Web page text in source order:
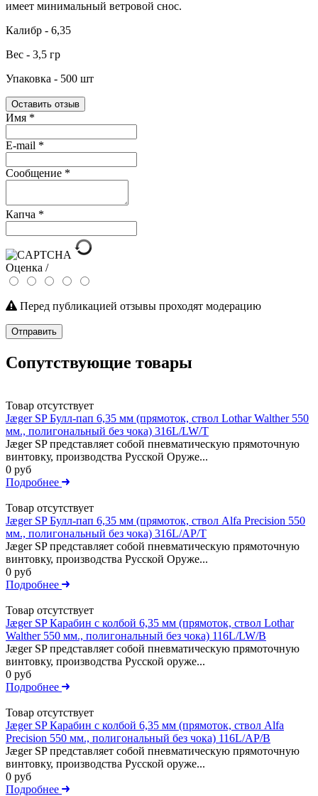
имеет минимальный ветровой снос.
Калибр - 6,35
Вес - 3,5 гр
Упаковка - 500 шт
Оставить отзыв
Имя *
E-mail *
Сообщение *
Капча *
Оценка /
Перед публикацией отзывы проходят модерацию
Отправить
Сопутствующие товары
Товар отсутствует
Jæger SP Булл-пап 6,35 мм (прямоток, ствол Lothar Walther 550
мм., полигональный без чока) 316L/LW/T
Jæger SP представляет собой пневматическую прямоточную
винтовку, производства Русской Оруже...
0 руб
Подробнее
Товар отсутствует
Jæger SP Булл-пап 6,35 мм (прямоток, ствол Alfa Precision 550
мм., полигональный без чока) 316L/AP/T
Jæger SP представляет собой пневматическую прямоточную
винтовку, производства Русской Оруже...
0 руб
Подробнее
Товар отсутствует
Jæger SP Карабин с колбой 6,35 мм (прямоток, ствол Lothar
Walther 550 мм., полигональный без чока) 116L/LW/B
Jæger SP представляет собой пневматическую прямоточную
винтовку, производства Русской оруже...
0 руб
Подробнее
Товар отсутствует
Jæger SP Карабин с колбой 6,35 мм (прямоток, ствол Alfa
Precision 550 мм., полигональный без чока) 116L/AP/B
Jæger SP представляет собой пневматическую прямоточную
винтовку, производства Русской оруже...
0 руб
Подробнее